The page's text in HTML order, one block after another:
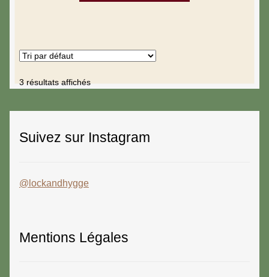
3 résultats affichés
Suivez sur Instagram
@lockandhygge
Mentions Légales